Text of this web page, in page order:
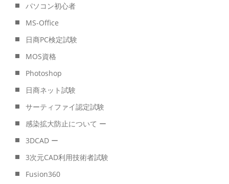
パソコン初心者
MS-Office
日商PC検定試験
MOS資格
Photoshop
日商ネット試験
サーティファイ認定試験
感染拡大防止について ー
3DCAD ー
3次元CAD利用技術者試験
Fusion360